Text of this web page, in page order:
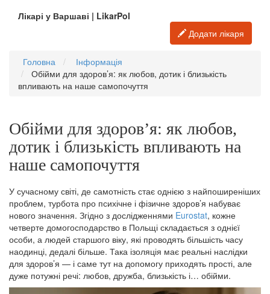
Лікарі у Варшаві | LikarPol
Додати лікаря
Головна
Інформація
Обійми для здоров’я: як любов, дотик і близькість
впливають на наше самопочуття
Обійми для здоров’я: як любов,
дотик і близькість впливають на
наше самопочуття
У сучасному світі, де самотність стає однією з найпоширеніших
проблем, турбота про психічне і фізичне здоров’я набуває
нового значення. Згідно з дослідженнями Eurostat, кожне
четверте домогосподарство в Польщі складається з однієї
особи, а людей старшого віку, які проводять більшість часу
наодинці, дедалі більше. Така ізоляція має реальні наслідки
для здоров’я — і саме тут на допомогу приходять прості, але
дуже потужні речі: любов, дружба, близькість і… обійми.